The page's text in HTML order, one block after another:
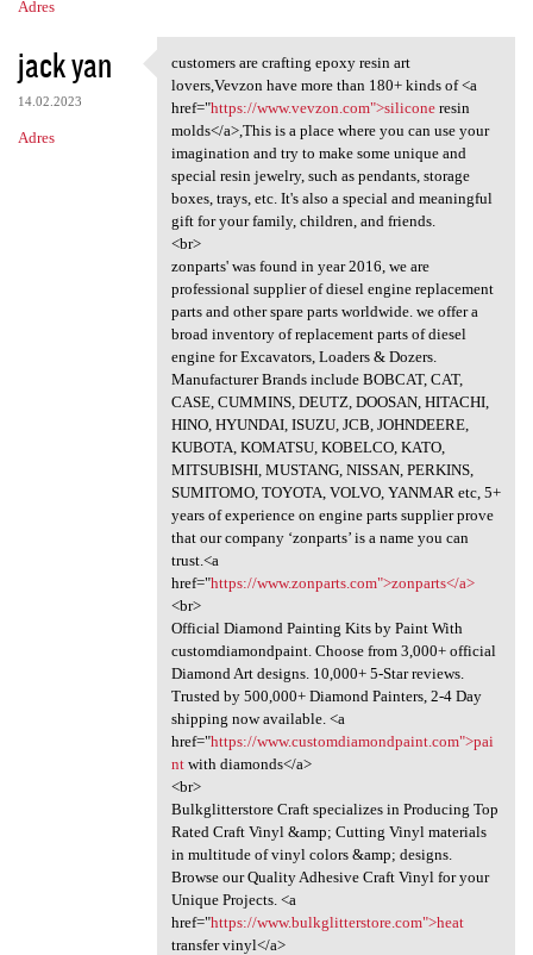
Adres
jack yan
14.02.2023
Adres
customers are crafting epoxy
customers are crafting epoxy resin art
lovers,Vevzon have more than 180+ kinds of <a
href="https://www.vevzon.com">siliconeresin
molds</a>,This is a place where you can use your
imagination and try to make some unique and
special resin jewelry, such as pendants, storage
boxes, trays, etc. It's also a special and meaningful
gift for your family, children, and friends.
<br>
zonparts' was found in year 2016, we are
professional supplier of diesel engine replacement
parts and other spare parts worldwide. we offer a
broad inventory of replacement parts of diesel
engine for Excavators, Loaders & Dozers.
Manufacturer Brands include BOBCAT, CAT,
CASE, CUMMINS, DEUTZ, DOOSAN, HITACHI,
HINO, HYUNDAI, ISUZU, JCB, JOHNDEERE,
KUBOTA, KOMATSU, KOBELCO, KATO,
MITSUBISHI, MUSTANG, NISSAN, PERKINS,
SUMITOMO, TOYOTA, VOLVO, YANMAR etc, 5+
years of experience on engine parts supplier prove
that our company ‘zonparts’ is a name you can
trust.<a
href="https://www.zonparts.com">zonparts</a>
<br>
Official Diamond Painting Kits by Paint With
customdiamondpaint. Choose from 3,000+ official
Diamond Art designs. 10,000+ 5-Star reviews.
Trusted by 500,000+ Diamond Painters, 2-4 Day
shipping now available. <a
href="https://www.customdiamondpaint.com">pai
ntwith diamonds</a>
<br>
Bulkglitterstore Craft specializes in Producing Top
Rated Craft Vinyl &amp; Cutting Vinyl materials
in multitude of vinyl colors &amp; designs.
Browse our Quality Adhesive Craft Vinyl for your
Unique Projects. <a
href="https://www.bulkglitterstore.com">heat
transfer vinyl</a>